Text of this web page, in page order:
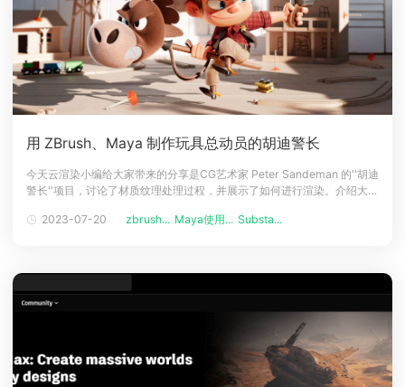
用 ZBrush、Maya 制作玩具总动员的胡迪警长
今天云渲染小编给大家带来的分享是CG艺术家 Peter Sandeman 的''胡迪
警长''项目，讨论了材质纹理处理过程，并展示了如何进行渲染。介绍大家
亚人，但几年前因为工作搬到了洛杉矶，从事3D 艺术大约 12 年。我在第
2023-07-20 zbrush... Maya使用... Substa...